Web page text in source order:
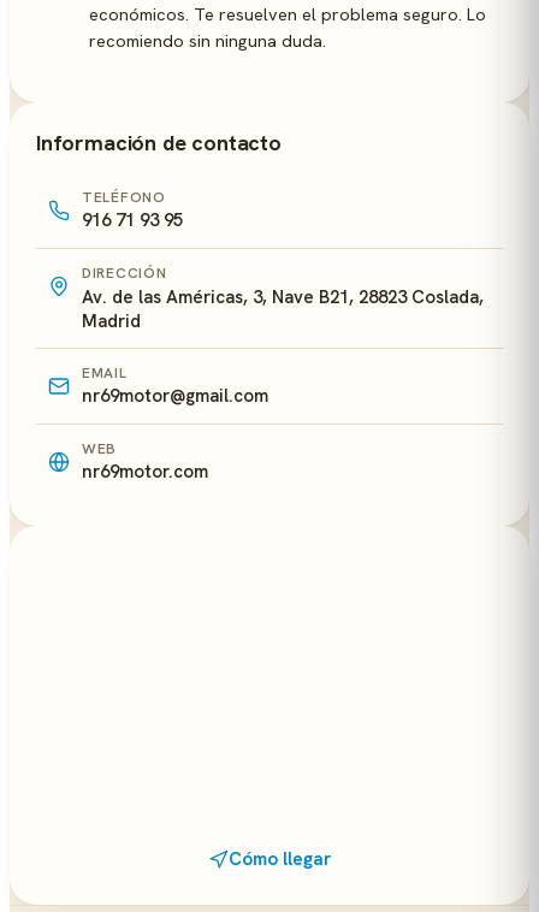
económicos. Te resuelven el problema seguro. Lo
recomiendo sin ninguna duda.
Información de contacto
TELÉFONO
916 71 93 95
DIRECCIÓN
Av. de las Américas, 3, Nave B21, 28823 Coslada,
Madrid
EMAIL
nr69motor@gmail.com
WEB
nr69motor.com
Cómo llegar